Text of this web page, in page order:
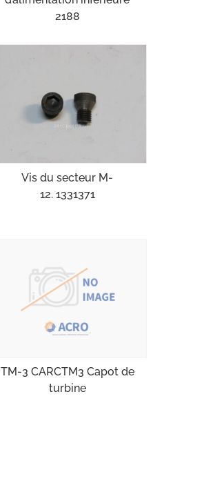
2188
Vis du secteur M-
12. 1331371
TM-3 CARCTM3 Capot de
turbine